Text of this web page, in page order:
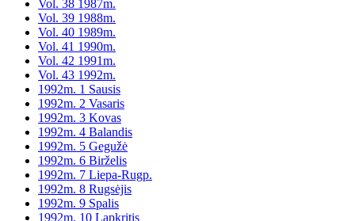
Vol. 38 1987m.
Vol. 39 1988m.
Vol. 40 1989m.
Vol. 41 1990m.
Vol. 42 1991m.
Vol. 43 1992m.
1992m. 1 Sausis
1992m. 2 Vasaris
1992m. 3 Kovas
1992m. 4 Balandis
1992m. 5 Gegužė
1992m. 6 Birželis
1992m. 7 Liepa-Rugp.
1992m. 8 Rugsėjis
1992m. 9 Spalis
1992m. 10 Lapkritis